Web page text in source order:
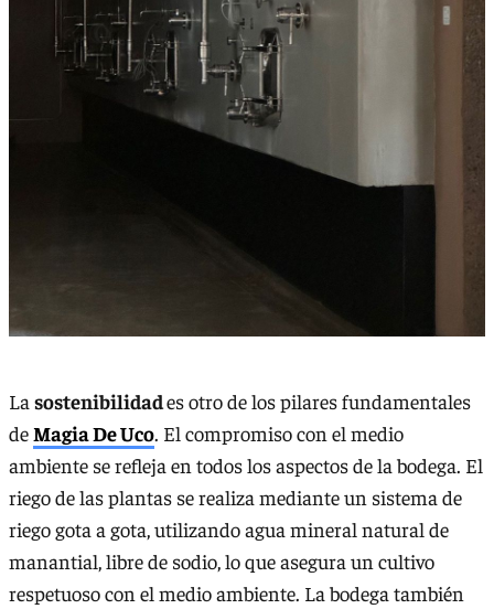
La sostenibilidades otro de los pilares fundamentales
deMagia De Uco. El compromiso con el medio
ambiente se refleja en todos los aspectos de la bodega. El
riego de las plantas se realiza mediante un sistema de
riego gota a gota, utilizando agua mineral natural de
manantial, libre de sodio, lo que asegura un cultivo
respetuoso con el medio ambiente. La bodega también